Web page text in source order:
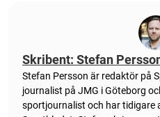
Skribent: Stefan
Stefan Persson är redaktör på
journalist på JMG i Göteborg
sportjournalist och har tidigare